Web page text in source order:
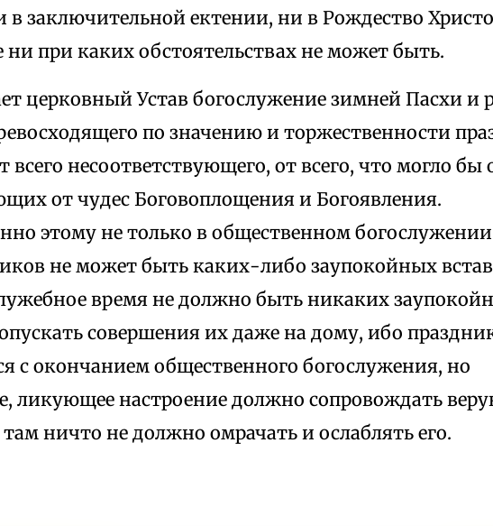
заключительной ектении, ни в Рождество
ни при каких обстоятельствах не может быть.
церковный Устав богослужение зимней Пасхи и
по значению и торжественности
всего несоответствующего, от всего, что могло бы
от чудес Боговоплощения и Богоявления.
этому не только в общественном
не может быть каких-либо заупокойных
время не должно быть никаких
совершения их даже на дому, ибо
с окончанием общественного богослужения, но
ликующее настроение должно сопровождать
ничто не должно омрачать и ослаблять его.